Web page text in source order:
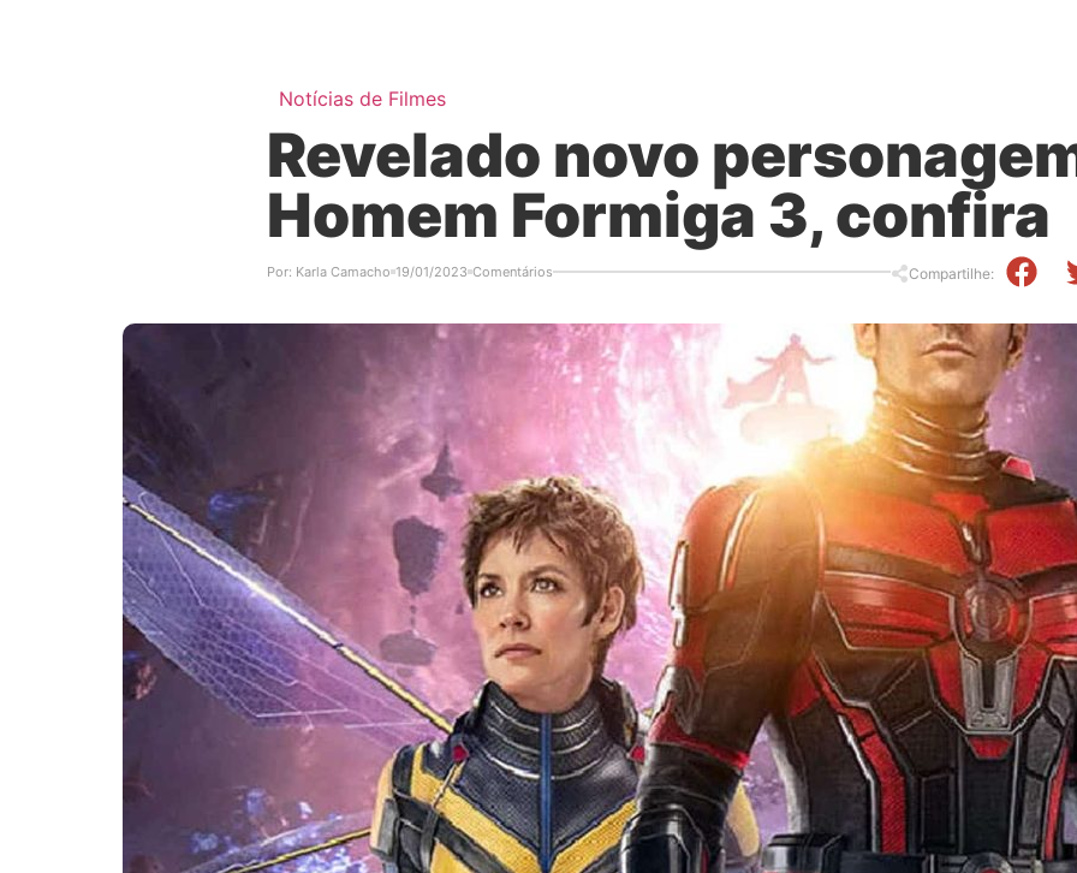
Notícias de Filmes
Revelado novo
Homem Formiga 3, confira
Por: Karla Camacho 19/01/2023 Comentários Compartilhe: